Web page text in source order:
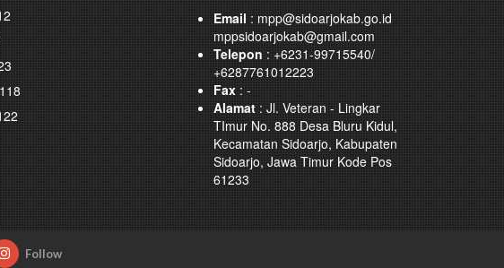
118
Email : mpp@sidoarjokab.go.id
mppsidoarjokab@gmail.com
Telepon : +6231-99715540/
+6287761012223
Fax: -
Alamat: Jl. Veteran - Lingkar
TImur No. 888 Desa Bluru Kidul,
Kecamatan Sidoarjo, Kabupaten
Sidoarjo, Jawa Timur Kode Pos
61233
Follow